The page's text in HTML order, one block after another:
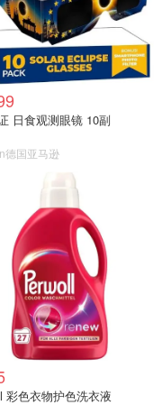
日食观测眼镜 10副
德国亚马逊
彩色衣物护色洗衣液